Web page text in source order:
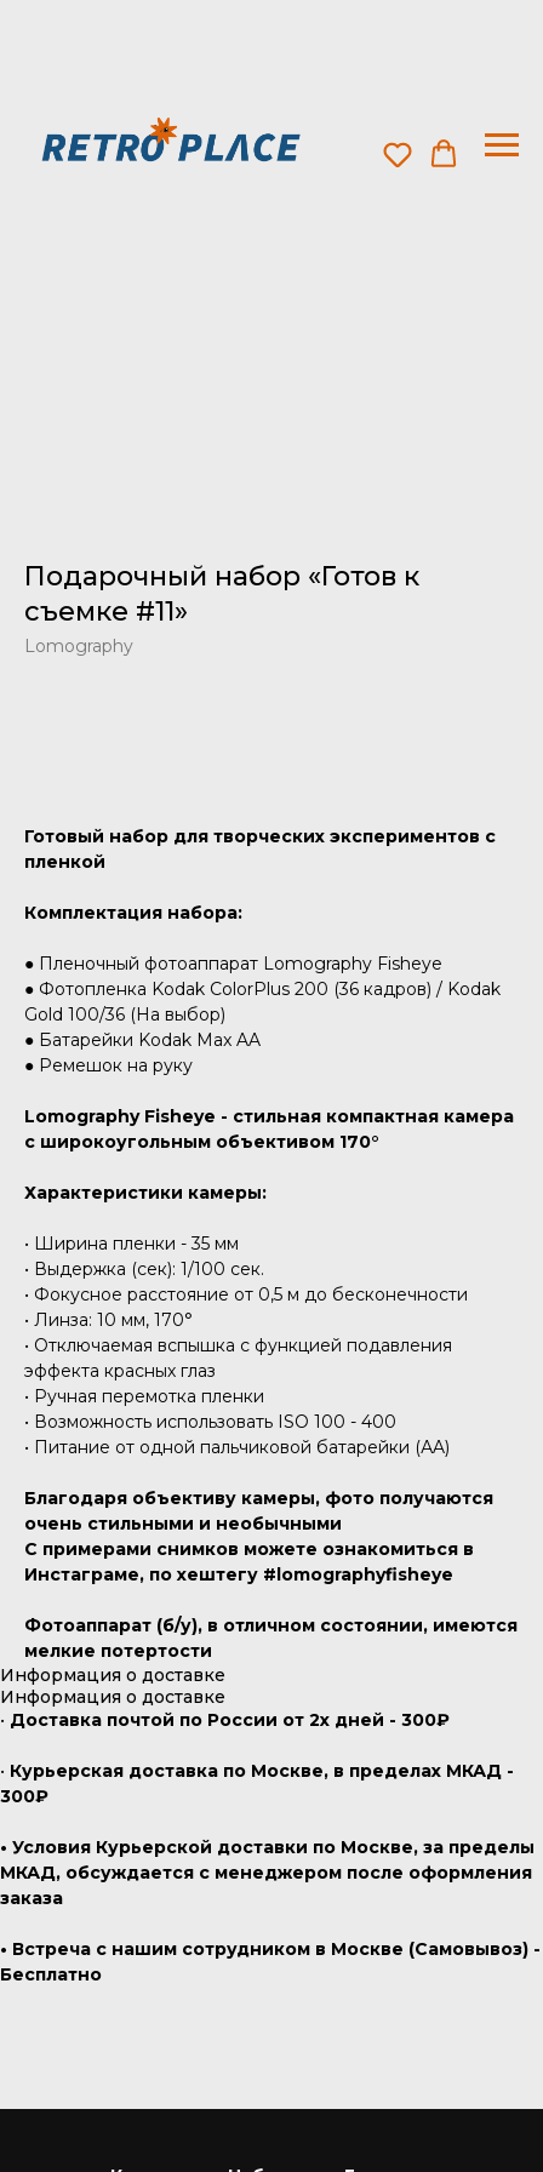
Подарочный набор «Готов к
съемке #11»
Lomography
Готовый набор для творческих экспериментов с
пленкой
Комплектация набора:
● Пленочный фотоаппарат Lomography Fisheye
● Фотопленка Kodak ColorPlus 200 (36 кадров) / Kodak
Gold 100/36 (На выбор)
● Батарейки Kodak Max AA
● Ремешок на руку
Lomography Fisheye - стильная компактная камера
с широкоугольным объективом 170°
Характеристики камеры:
• Ширина пленки - 35 мм
• Выдержка (сек): 1/100 сек.
• Фокусное расстояние от 0,5 м до бесконечности
• Линза: 10 мм, 170°
• Отключаемая вспышка с функцией подавления
эффекта красных глаз
• Ручная перемотка пленки
• Возможность использовать ISO 100 - 400
• Питание от одной пальчиковой батарейки (АA)
Благодаря объективу камеры, фото получаются
очень стильными и необычными
С примерами снимков можете ознакомиться в
Инстаграме, по хештегу #lomographyfisheye
Фотоаппарат (б/у), в отличном состоянии, имеются
мелкие потертости
Информация о доставке
Информация о доставке
• Доставка почтой по России от 2х дней - 300₽
• Курьерская доставка по Москве, в пределах МКАД -
300₽
• Условия Курьерской доставки по Москве, за пределы
МКАД, обсуждается с менеджером после оформления
заказа
• Встреча с нашим сотрудником в Москве (Самовывоз) -
Бесплатно